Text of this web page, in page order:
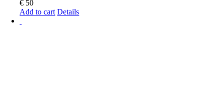
€ 50
Add to cart Details